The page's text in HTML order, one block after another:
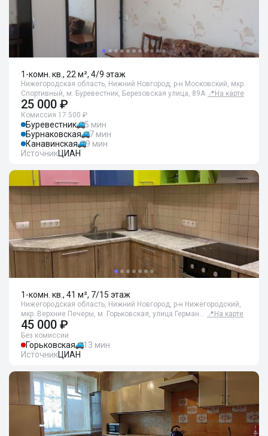
1-комн. кв., 22 м², 4/9 этаж
Нижегородская область, Нижний Новгород, р-н Московский, мкр.
Спортивный, м. Буревестник, Березовская улица, 89А 📍 На карте
25 000 ₽
Комиссия 17 500 ₽
Буревестник
5 мин
Бурнаковская
7 мин
Канавинская
9 мин
ИсточникЦИАН
1-комн. кв., 41 м², 7/15 этаж
Нижегородская область, Нижний Новгород, р-н Нижегородский,
мкр. Верхние Печеры, м. Горьковская, улица Герман… 📍 На карте
45 000 ₽
Без комиссии
Горьковская
13 мин
ИсточникЦИАН